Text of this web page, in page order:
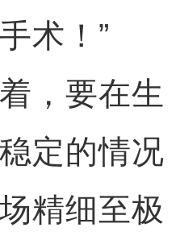
术！”
要在生
定的情况
精细至极